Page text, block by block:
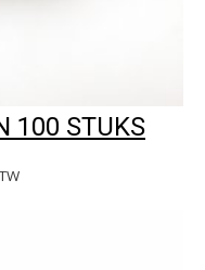
100 STUKS